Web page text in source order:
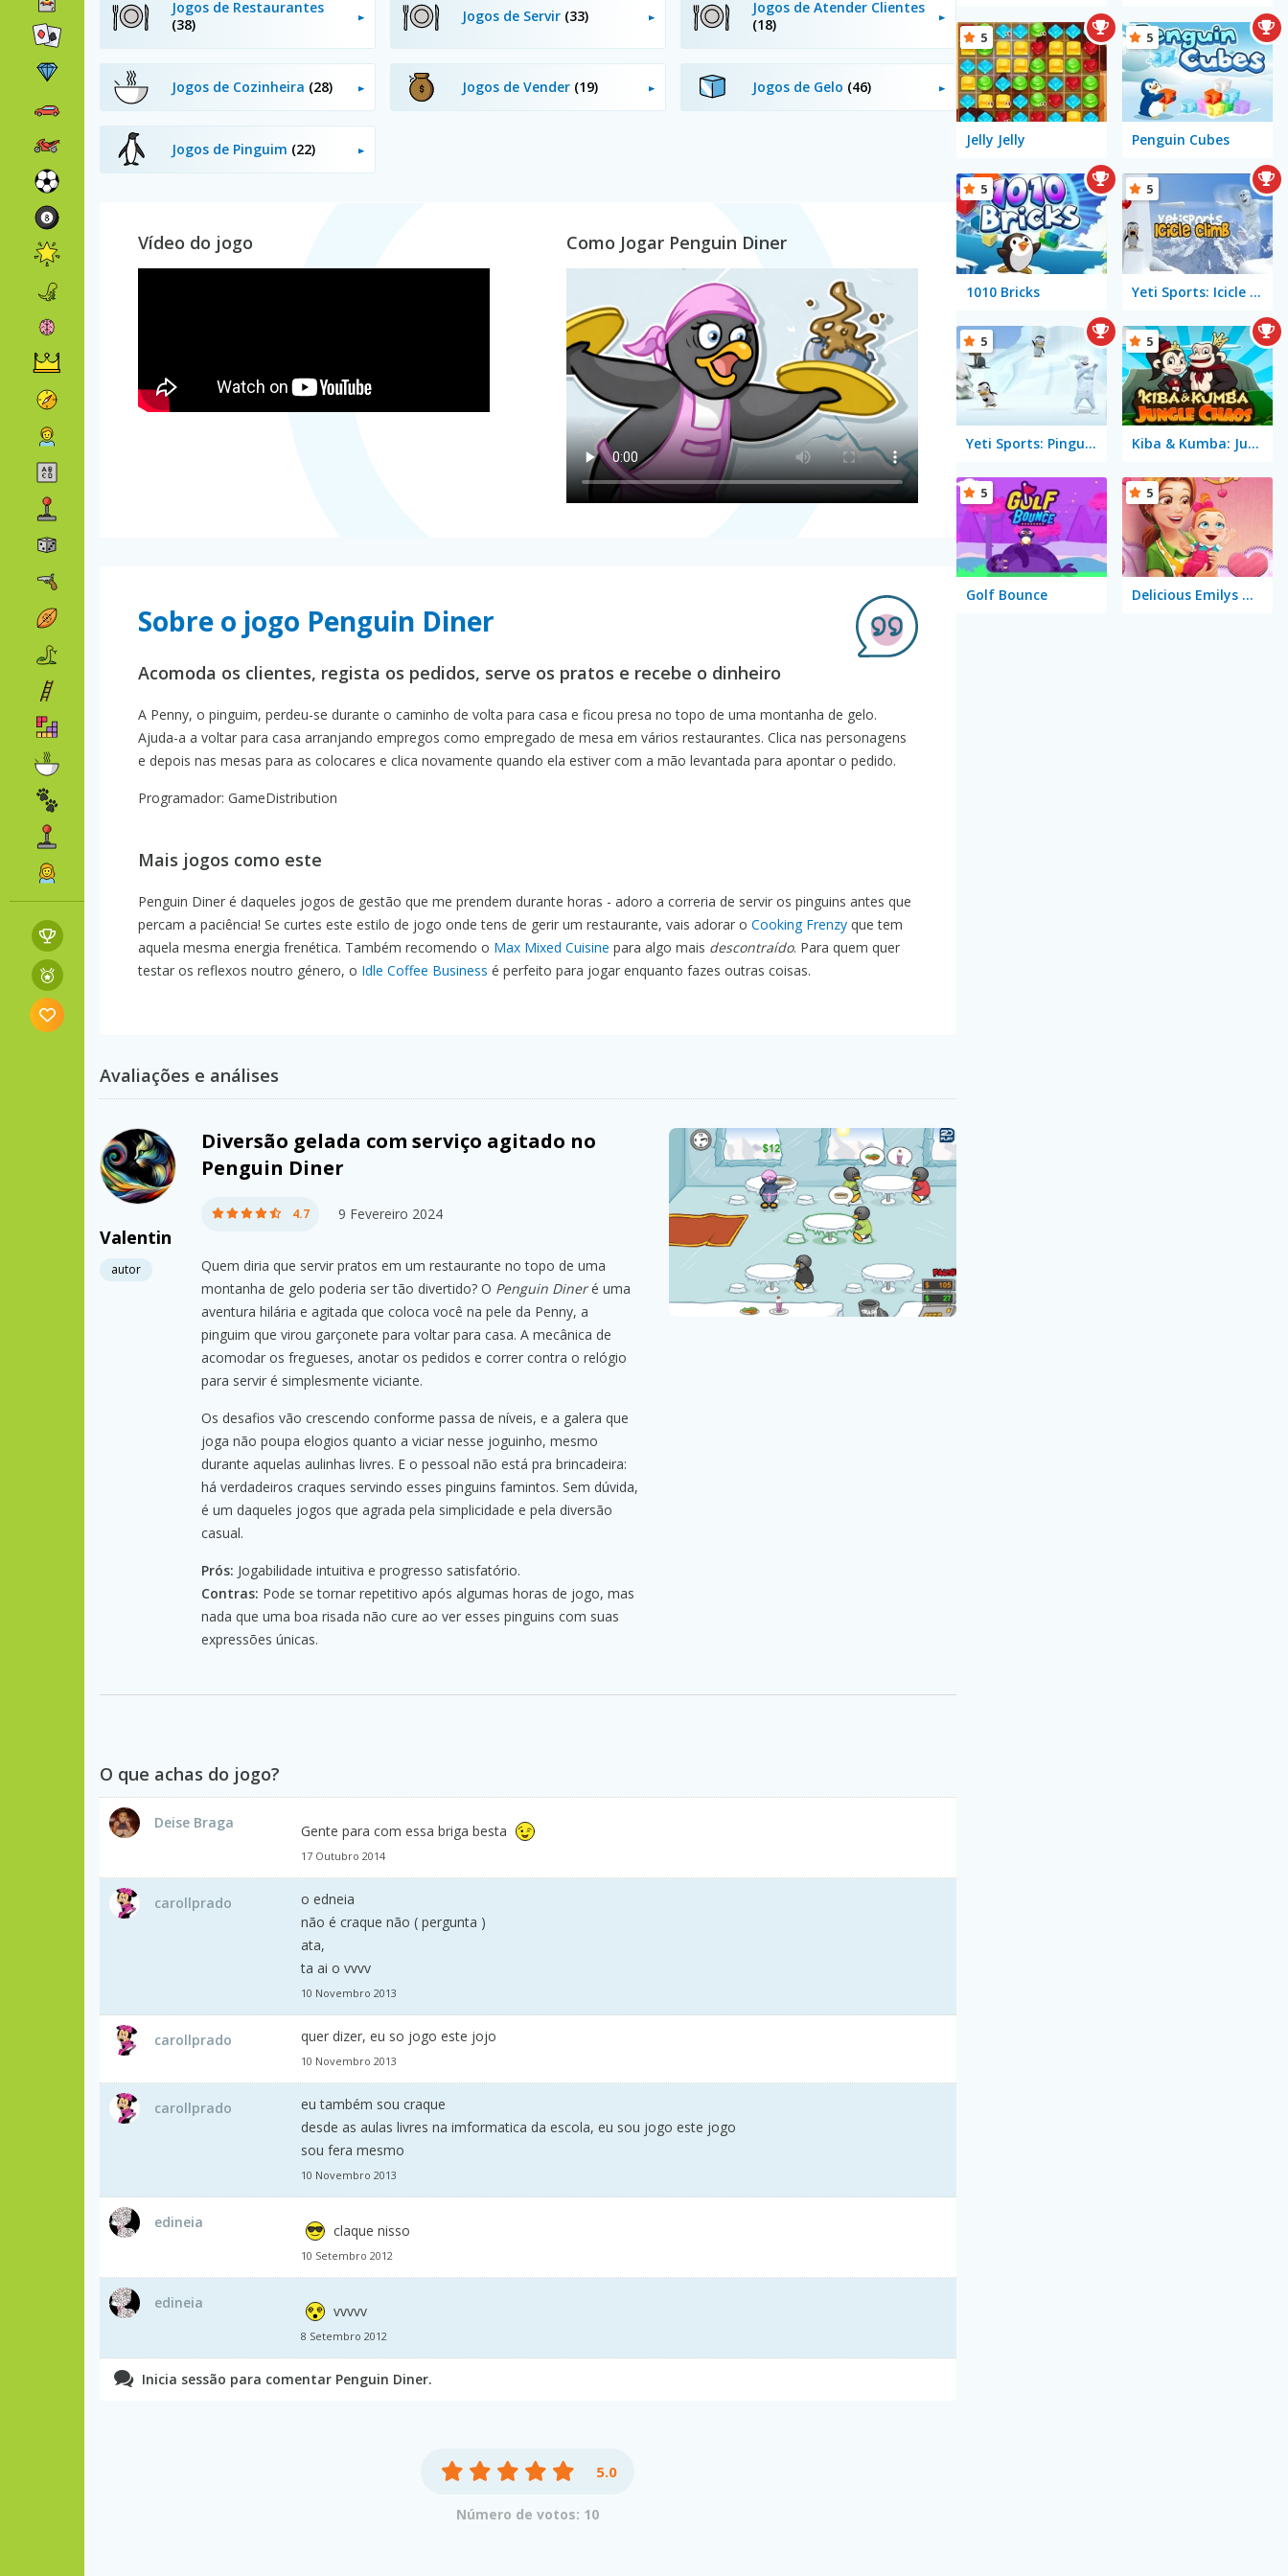
Jogos de Restaurantes
(38)
Jogos de Servir (33)
Jogos de Atender Clientes
(18)
Jogos de Cozinheira (28) Jogos de Vender (19) Jogos de Gelo (46)
Jogos de Pinguim (22)
Vídeo do jogo Como Jogar Penguin Diner
Sobre o jogo Penguin Diner
Acomoda os clientes, regista os pedidos, serve os pratos e recebe o dinheiro
A Penny, o pinguim, perdeu-se durante o caminho de volta para casa e ficou presa no topo de uma montanha de gelo.
Ajuda-a a voltar para casa arranjando empregos como empregado de mesa em vários restaurantes. Clica nas personagens
e depois nas mesas para as colocares e clica novamente quando ela estiver com a mão levantada para apontar o pedido.
Programador: GameDistribution
Mais jogos como este
Penguin Diner é daqueles jogos de gestão que me prendem durante horas - adoro a correria de servir os pinguins antes que
percam a paciência! Se curtes este estilo de jogo onde tens de gerir um restaurante, vais adorar o Cooking Frenzy que tem
aquela mesma energia frenética. Também recomendo o Max Mixed Cuisine para algo mais descontraído. Para quem quer
testar os reflexos noutro género, o Idle Coffee Business é perfeito para jogar enquanto fazes outras coisas.
Avaliações e análises
Valentin
autor
Diversão gelada com serviço agitado no
Penguin Diner
4.7 9 Fevereiro 2024
Quem diria que servir pratos em um restaurante no topo de uma
montanha de gelo poderia ser tão divertido? O Penguin Dineré uma
aventura hilária e agitada que coloca você na pele da Penny, a
pinguim que virou garçonete para voltar para casa. A mecânica de
acomodar os fregueses, anotar os pedidos e correr contra o relógio
para servir é simplesmente viciante.
Os desafios vão crescendo conforme passa de níveis, e a galera que
joga não poupa elogios quanto a viciar nesse joguinho, mesmo
durante aquelas aulinhas livres. E o pessoal não está pra brincadeira:
há verdadeiros craques servindo esses pinguins famintos. Sem dúvida,
é um daqueles jogos que agrada pela simplicidade e pela diversão
casual.
Prós: Jogabilidade intuitiva e progresso satisfatório.
Contras: Pode se tornar repetitivo após algumas horas de jogo, mas
nada que uma boa risada não cure ao ver esses pinguins com suas
expressões únicas.
O que achas do jogo?
Deise Braga Gente para com essa briga besta
17 Outubro 2014
carollprado
o edneia
não é craque não ( pergunta )
ata,
ta ai o vvvv
10 Novembro 2013
carollprado quer dizer, eu so jogo este jojo
10 Novembro 2013
carollprado
eu também sou craque
desde as aulas livres na imformatica da escola, eu sou jogo este jogo
sou fera mesmo
10 Novembro 2013
edineia claque nisso
10 Setembro 2012
edineia vvvvv
8 Setembro 2012
Inicia sessão para comentar Penguin Diner.
5.0
Número de votos: 10
Jelly Jelly
5
Penguin Cubes
5
1010 Bricks
5
Yeti Sports: Icicle Climb
5
Yeti Sports: Pingu Throw
5
Kiba & Kumba: Jungle Chaos
5
Golf Bounce
5
Delicious Emilys New Beginning Valentine's Edition
5